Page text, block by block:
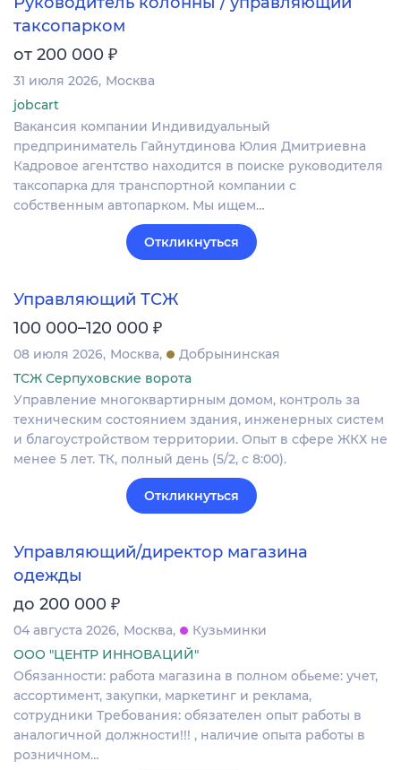
таксопарком
от 200 000 ₽
31 июля 2026 Москва
jobcart
Вакансия компании Индивидуальный
предприниматель Гайнутдинова Юлия Дмитриевна
Кадровое агентство находится в поиске руководителя
таксопарка для транспортной компании с
собственным автопарком. Мы ищем…
Откликнуться
Управляющий ТСЖ
100 000–120 000 ₽
08 июля 2026 Москва
Добрынинская
ТСЖ Серпуховские ворота
Управление многоквартирным домом, контроль за
техническим состоянием здания, инженерных систем
и благоустройством территории. Опыт в сфере ЖКХ не
менее 5 лет. ТК, полный день (5/2, с 8:00).
Откликнуться
Управляющий/директор магазина
одежды
до 200 000 ₽
04 августа 2026 Москва
Кузьминки
ООО "ЦЕНТР ИННОВАЦИЙ"
Обязанности: работа магазина в полном обьеме: учет,
ассортимент, закупки, маркетинг и реклама,
сотрудники Требования: обязателен опыт работы в
аналогичной должности!!! , наличие опыта работы в
розничном…